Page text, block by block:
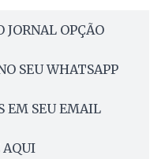
JORNAL OPÇÃO
SEU WHATSAPP
EM SEU EMAIL
AQUI